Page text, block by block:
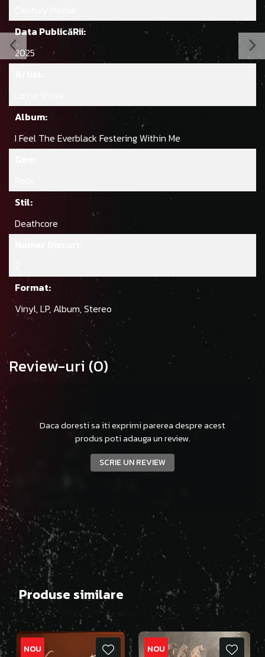
Data PublicăRii:
2025
Album:
I Feel The Everblack Festering Within Me
Stil:
Deathcore
Format:
Vinyl, LP, Album, Stereo
Review-uri (0)
Daca doresti sa iti exprimi parerea despre acest
produs poti adauga un review.
SCRIE UN REVIEW
Produse similare
NOU NOU